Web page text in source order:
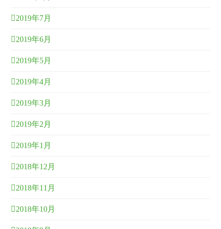
2019年7月
2019年6月
2019年5月
2019年4月
2019年3月
2019年2月
2019年1月
2018年12月
2018年11月
2018年10月